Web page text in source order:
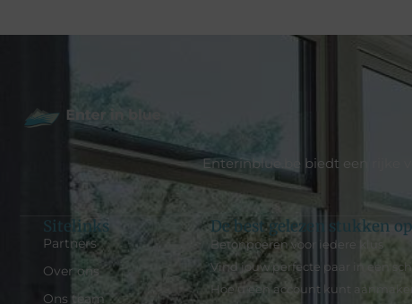
Enterinblue.be biedt een rijke
Sitelinks
Partners
Over ons
Ons team
De best gelezen stukken
Betonpoeren voor iedere klus
Vind jouw perfecte paar in een
Hoe u een account kunt